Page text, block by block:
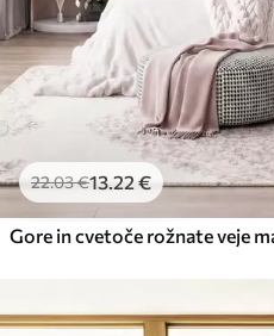
22.03€13.22 €